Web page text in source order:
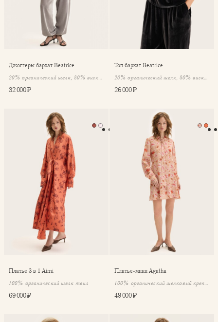
Джоггеры бархат Beatrice
32 000 ₽
Топ бархат Beatrice
26 000 ₽
Платье 3 в 1 Aimi
Платье 3 в 1 Aimi
100% органический шелк твил
69 000 ₽
Платье-мини Agatha
Платье-мини Agatha
100% органический шелковый крепдешин
49 000 ₽